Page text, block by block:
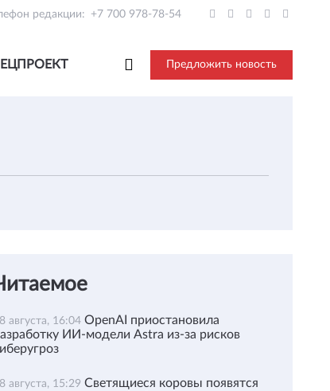
редакции: +7 700 978-78-54
Предложить новость
августа, 16:04 OpenAI приостановила
ИИ-модели Astra из-за рисков
августа, 15:29 Светящиеся коровы появятся